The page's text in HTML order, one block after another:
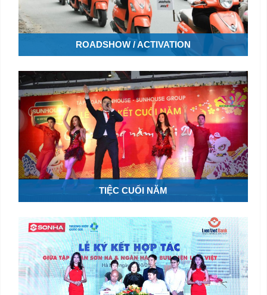
ROADSHOW / ACTIVATION
TIỆC CUỐI NĂM